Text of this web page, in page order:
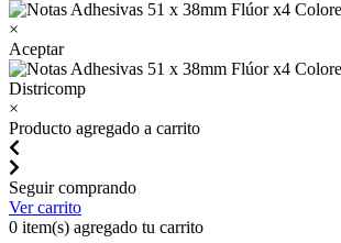
×
Aceptar
×
Producto agregado a carrito
Seguir comprando
Ver carrito
0 item(s) agregado tu carrito